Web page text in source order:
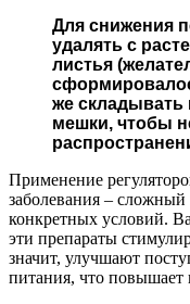
Для снижения
удалять с
листья
же складывать
мешки, чтобы
Применение
заболевания –
конкретных условий.
эти препараты
значит, улучшают
питания, что повышает